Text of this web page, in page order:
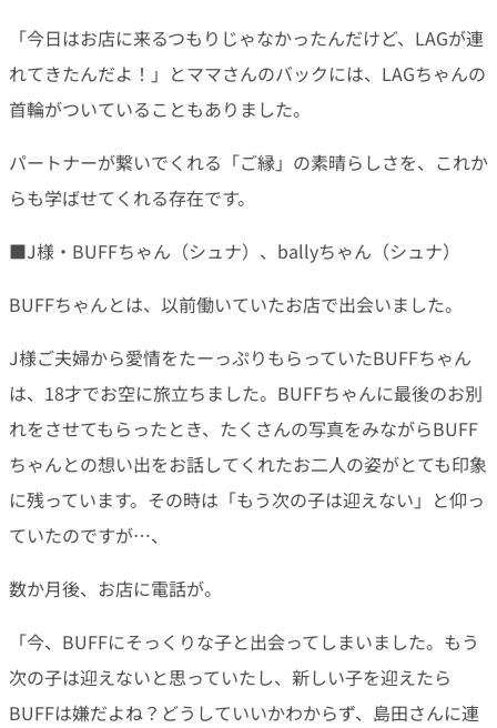
「今日はお店に来るつもりじゃなかったんだけど、LAGが連
れてきたんだよ！」とママさんのバックには、LAGちゃんの
首輪がついていることもありました。
パートナーが繋いでくれる「ご縁」の素晴らしさを、これか
らも学ばせてくれる存在です。
■J様・BUFFちゃん（シュナ）、ballyちゃん（シュナ）
BUFFちゃんとは、以前働いていたお店で出会いました。
J様ご夫婦から愛情をたーっぷりもらっていたBUFFちゃん
は、18才でお空に旅立ちました。BUFFちゃんに最後のお別
れをさせてもらったとき、たくさんの写真をみながらBUFF
ちゃんとの想い出をお話してくれたお二人の姿がとても印象
に残っています。その時は「もう次の子は迎えない」と仰っ
ていたのですが…、
数か月後、お店に電話が。
「今、BUFFにそっくりな子と出会ってしまいました。もう
次の子は迎えないと思っていたし、新しい子を迎えたら
BUFFは嫌だよね？どうしていいかわからず、島田さんに連